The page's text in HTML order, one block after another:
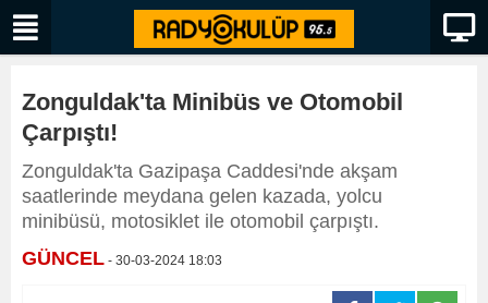
Zonguldak'ta Minibüs ve Otomobil
Çarpıştı!
Zonguldak'ta Gazipaşa Caddesi'nde akşam
saatlerinde meydana gelen kazada, yolcu
minibüsü, motosiklet ile otomobil çarpıştı.
GÜNCEL - 30-03-2024 18:03